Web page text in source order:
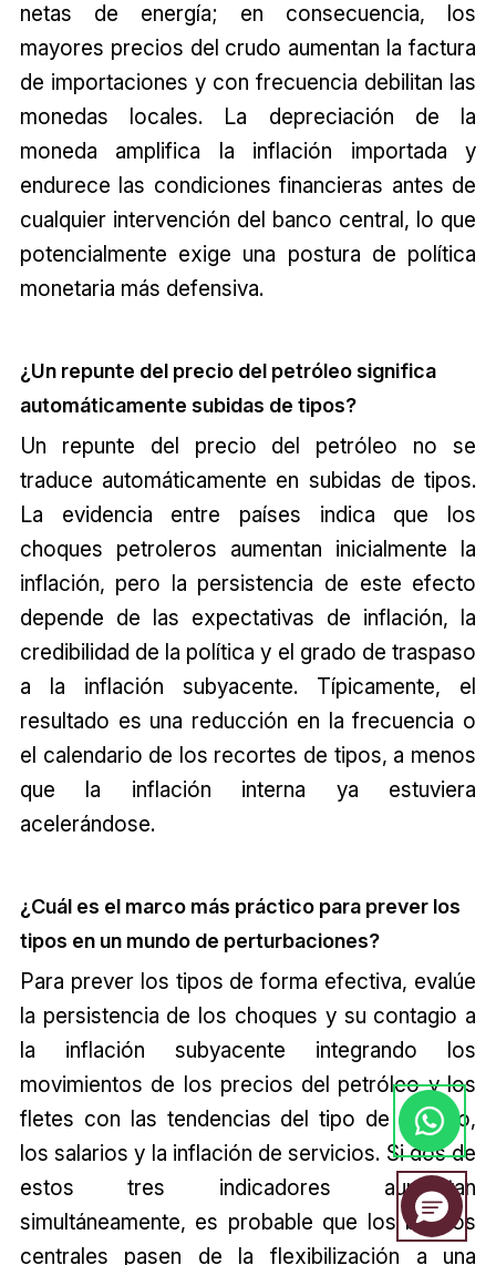
netas de energía; en consecuencia, los
mayores precios del crudo aumentan la factura
de importaciones y con frecuencia debilitan las
monedas locales. La depreciación de la
moneda amplifica la inflación importada y
endurece las condiciones financieras antes de
cualquier intervención del banco central, lo que
potencialmente exige una postura de política
monetaria más defensiva.
¿Un repunte del precio del petróleo significa
automáticamente subidas de tipos?
Un repunte del precio del petróleo no se
traduce automáticamente en subidas de tipos.
La evidencia entre países indica que los
choques petroleros aumentan inicialmente la
inflación, pero la persistencia de este efecto
depende de las expectativas de inflación, la
credibilidad de la política y el grado de traspaso
a la inflación subyacente. Típicamente, el
resultado es una reducción en la frecuencia o
el calendario de los recortes de tipos, a menos
que la inflación interna ya estuviera
acelerándose.
¿Cuál es el marco más práctico para prever los
tipos en un mundo de perturbaciones?
Para prever los tipos de forma efectiva, evalúe
la persistencia de los choques y su contagio a
la inflación subyacente integrando los
movimientos de los precios del petróleo y los
fletes con las tendencias del tipo de cambio,
los salarios y la inflación de servicios. Si dos de
estos tres indicadores aumentan
simultáneamente, es probable que los bancos
centrales pasen de la flexibilización a una